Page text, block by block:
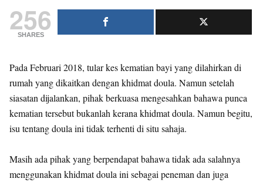
256
SHARES
Pada Februari 2018, tular kes kematian bayi yang dilahirkan di
rumah yang dikaitkan dengan khidmat doula. Namun setelah
siasatan dijalankan, pihak berkuasa mengesahkan bahawa punca
kematian tersebut bukanlah kerana khidmat doula. Namun begitu,
isu tentang doula ini tidak terhenti di situ sahaja.
Masih ada pihak yang berpendapat bahawa tidak ada salahnya
menggunakan khidmat doula ini sebagai peneman dan juga